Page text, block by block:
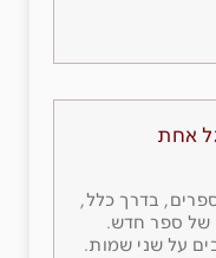
אחת
בדרך כלל,
של ספר חדש.
על שני שמות.